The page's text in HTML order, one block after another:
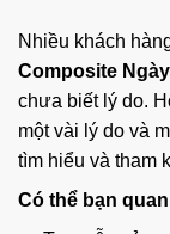
Nhiều khách
Composite
chưa biết lý do.
một vài lý do và
tìm hiểu và tham
Có thể bạn